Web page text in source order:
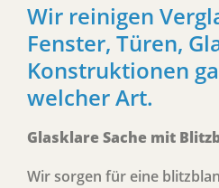
Wir reinigen
Fenster, Türen,
Konstruktionen
welcher Art.
Glasklare Sache mit
Wir sorgen für eine